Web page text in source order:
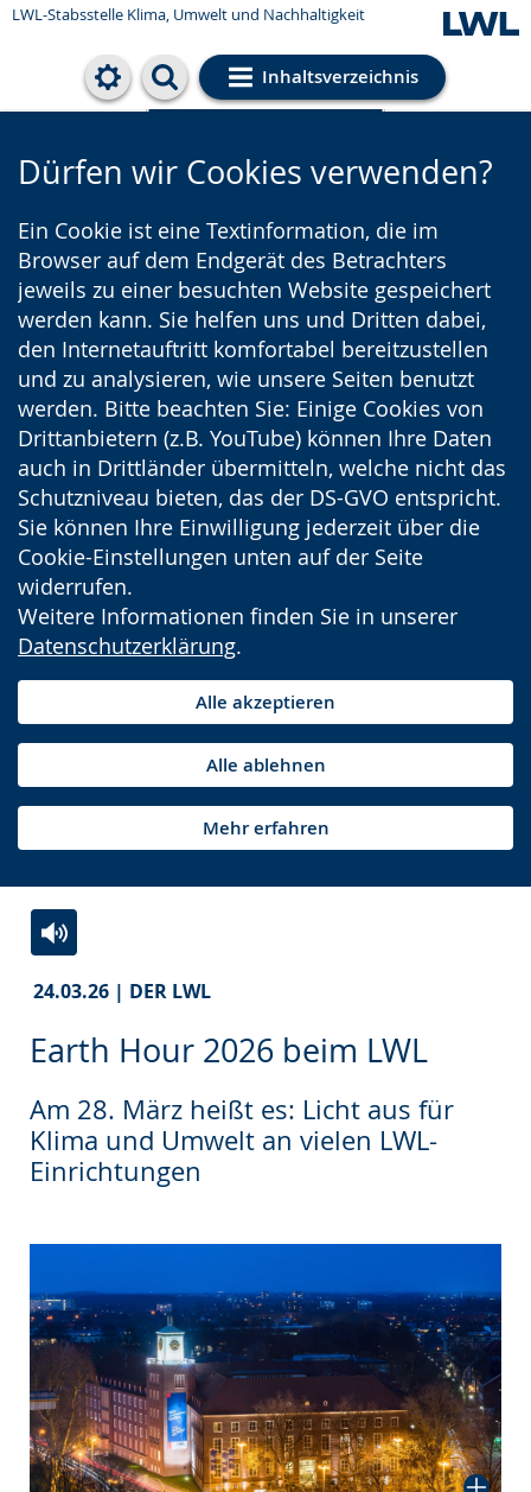
LWL-Stabsstelle Klima, Umwelt und Nachhaltigkeit
Inhaltsverzeichnis
Cookie-Einstellungen
Dürfen wir Cookies verwenden?
Ein Cookie ist eine Textinformation, die im
Browser auf dem Endgerät des Betrachters
jeweils zu einer besuchten Website gespeichert
werden kann. Sie helfen uns und Dritten dabei,
den Internetauftritt komfortabel bereitzustellen
und zu analysieren, wie unsere Seiten benutzt
werden. Bitte beachten Sie: Einige Cookies von
Drittanbietern (z.B. YouTube) können Ihre Daten
auch in Drittländer übermitteln, welche nicht das
Schutzniveau bieten, das der DS-GVO entspricht.
Sie können Ihre Einwilligung jederzeit über die
Cookie-Einstellungen unten auf der Seite
widerrufen.
Weitere Informationen finden Sie in unserer
Datenschutzerklärung.
Alle akzeptieren
Alle ablehnen
Mehr erfahren
24.03.26 | DER LWL
Earth Hour 2026 beim LWL
Am 28. März heißt es: Licht aus für
Klima und Umwelt an vielen LWL-
Einrichtungen
Leichten
Sprache
Audio-
Unterstützung.
Video
in
Gebärdensprache
wird
angezeigt.